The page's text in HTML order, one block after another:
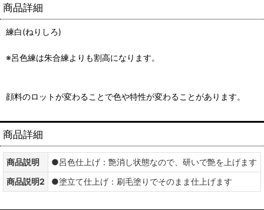
商品詳細
練白(ねりしろ)
※呂色練は朱合練よりも割高になります。
顔料のロットが変わることで色や特性が変わることがあります。
商品詳細
商品説明
●呂色仕上げ：艶消し状態なので、研いで艶を上げます
商品説明2
●塗立て仕上げ：刷毛塗りでそのまま仕上げます